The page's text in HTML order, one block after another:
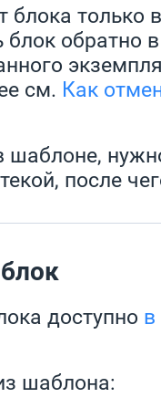
блока
обратно в
см. Как
шаблоне,
после
доступно
шаблона: